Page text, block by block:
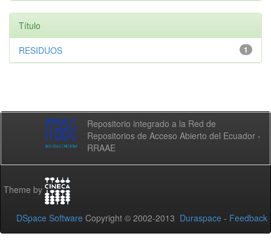
Título
1
RESIDUOS
Repositorio integrado a la Red de
Repositorios de Acceso Abierto del Ecuador -
RRAAE
Theme by
DSpace Software Copyright © 2002-2013 Duraspace - Feedback